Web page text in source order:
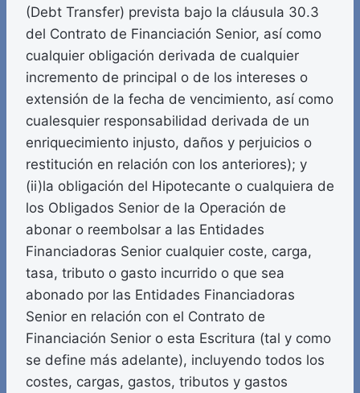
(Debt Transfer) prevista bajo la cláusula 30.3
del Contrato de Financiación Senior, así como
cualquier obligación derivada de cualquier
incremento de principal o de los intereses o
extensión de la fecha de vencimiento, así como
cualesquier responsabilidad derivada de un
enriquecimiento injusto, daños y perjuicios o
restitución en relación con los anteriores); y
(ii)la obligación del Hipotecante o cualquiera de
los Obligados Senior de la Operación de
abonar o reembolsar a las Entidades
Financiadoras Senior cualquier coste, carga,
tasa, tributo o gasto incurrido o que sea
abonado por las Entidades Financiadoras
Senior en relación con el Contrato de
Financiación Senior o esta Escritura (tal y como
se define más adelante), incluyendo todos los
costes, cargas, gastos, tributos y gastos